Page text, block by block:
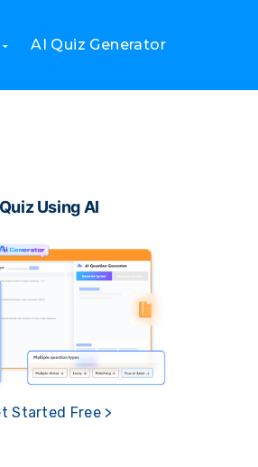
AI Quiz Generator
Using AI
Started Free >